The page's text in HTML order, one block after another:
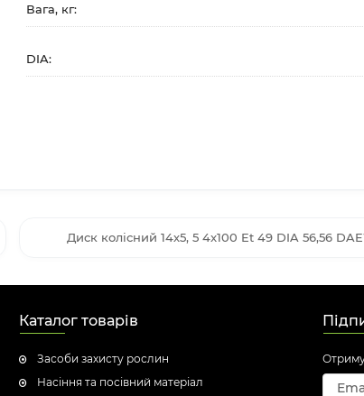
Вага, кг:
DIA:
Диск колісний 14х5, 5 4x100 Et 49 DIA 56,56
Каталог товарів
Засоби захисту рослин
Насіння та посівний матеріал